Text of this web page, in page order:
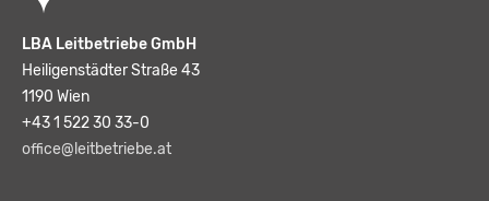
LBA Leitbetriebe GmbH
Heiligenstädter Straße 43
1190 Wien
+43 1 522 30 33-0
office@leitbetriebe.at